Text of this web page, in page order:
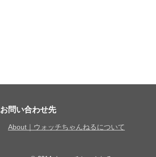
お問い合わせ先
About｜ウォッチちゃんねるについて